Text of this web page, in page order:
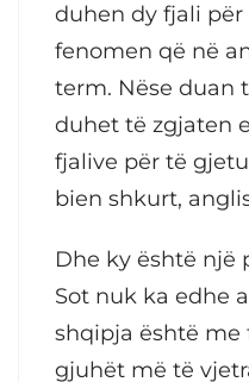
duhen dy fjali
fenomen që në
term. Nëse duan
duhet të zgjaten
fjalive për të
bien shkurt,
Dhe ky është një
Sot nuk ka edhe
shqipja është me
gjuhët më të